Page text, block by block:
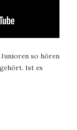
so hören
Ist es